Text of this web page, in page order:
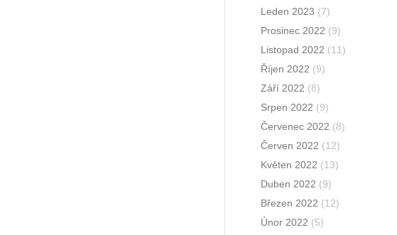
Leden 2023 (7)
Prosinec 2022 (9)
Listopad 2022 (11)
Říjen 2022 (9)
Září 2022 (8)
Srpen 2022 (9)
Červenec 2022 (8)
Červen 2022 (12)
Květen 2022 (13)
Duben 2022 (9)
Březen 2022 (12)
Únor 2022 (5)